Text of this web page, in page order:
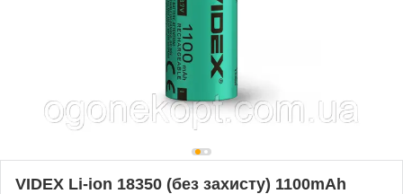
VIDEX Li-ion 18350 (без захисту) 1100mAh